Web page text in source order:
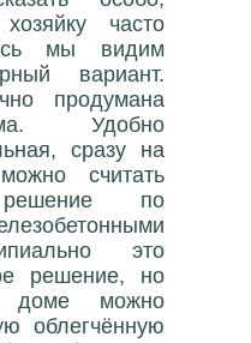
часто
мы видим
вариант.
продумана
Удобно
сразу на
считать
решение по
это
решение, но
доме можно
облегчённую